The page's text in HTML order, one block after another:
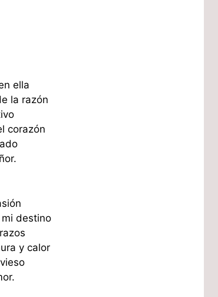
ella
la razón
corazón
destino
y calor